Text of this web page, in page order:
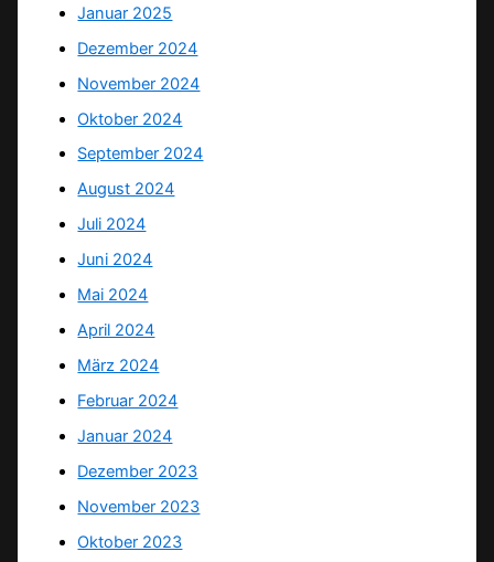
Januar 2025
Dezember 2024
November 2024
Oktober 2024
September 2024
August 2024
Juli 2024
Juni 2024
Mai 2024
April 2024
März 2024
Februar 2024
Januar 2024
Dezember 2023
November 2023
Oktober 2023